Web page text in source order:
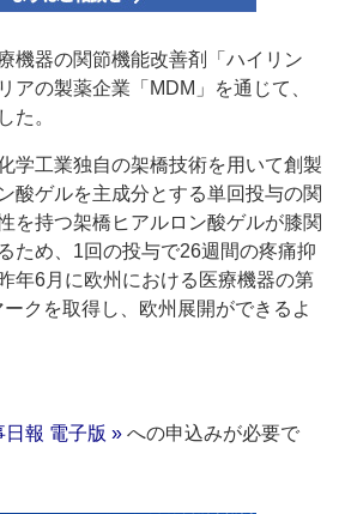
機器の関節機能改善剤「ハイリン
アの製薬企業「MDM」を通じて、
た。
学工業独自の架橋技術を用いて創製
酸ゲルを主成分とする単回投与の関
を持つ架橋ヒアルロン酸ゲルが膝関
ため、1回の投与で26週間の疼痛抑
年6月に欧州における医療機器の第
クを取得し、欧州展開ができるよ
日報 電子版 » への申込みが必要で